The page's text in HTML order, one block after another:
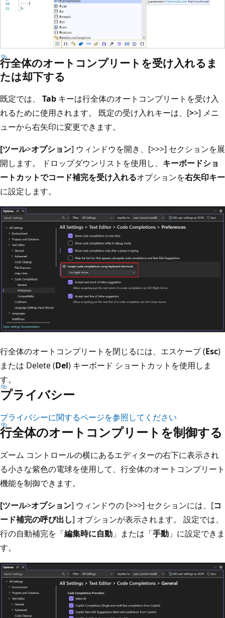
行全体のオートコンプリートを受け入れるま
たは却下する
既定では、 Tab キーは行全体のオートコンプリートを受け入
れるために使用されます。 既定の受け入れキーは、[>>] メニ
ューから右矢印に変更できます。
[ツール>オプション] ウィンドウを開き、[>>>] セクションを展
開します。 ドロップダウンリストを使用し、 キーボードショ
ートカットでコード補完を受け入れるオプションを右矢印キー
に設定します。
行全体のオートコンプリートを閉じるには、エスケープ (Esc)
または Delete (Del) キーボード ショートカットを使用しま
す。
プライバシー
プライバシーに関するページを参照してください
行全体のオートコンプリートを制御する
ズーム コントロールの横にあるエディターの右下に表示され
る小さな紫色の電球を使用して、行全体のオートコンプリート
機能を制御できます。
[ツール>オプション] ウィンドウの [>>>] セクションには、[コ
ード補完の呼び出し] オプションが表示されます。 設定では、
行の自動補完を「編集時に自動 」または「手動 」に設定できま
す。